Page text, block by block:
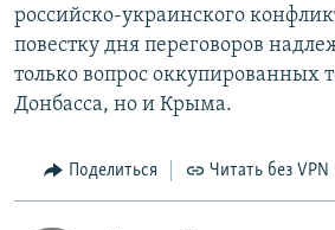
российско-украинского
повестку дня переговоров
только вопрос оккупированных
Донбасса, но и Крыма.
Поделиться Читать без VPN